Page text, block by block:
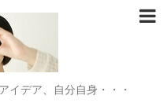
イデア、自分自身・・・